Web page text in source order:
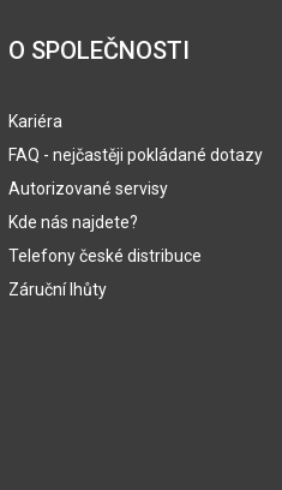
O SPOLEČNOSTI
Kariéra
FAQ - nejčastěji pokládané dotazy
Autorizované servisy
Kde nás najdete?
Telefony české distribuce
Záruční lhůty